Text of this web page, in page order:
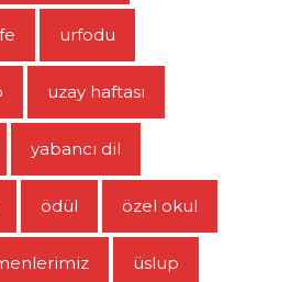
urfodu
uzay haftası
yabancı dil
ödül özel okul
üslup